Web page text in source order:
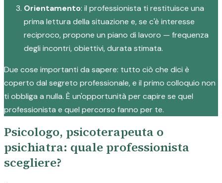
Orientamento: il professionista ti restituisce una
prima lettura della situazione e, se c'è interesse
reciproco, propone un piano di lavoro — frequenza
degli incontri, obiettivi, durata stimata.
Due cose importanti da sapere: tutto ciò che dici è
coperto dal segreto professionale, e il primo colloquio non
ti obbliga a nulla. È un'opportunità per capire se quel
professionista e quel percorso fanno per te.
Psicologo, psicoterapeuta o
psichiatra: quale professionista
scegliere?